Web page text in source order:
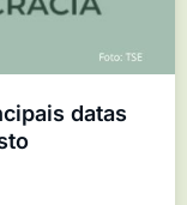
datas